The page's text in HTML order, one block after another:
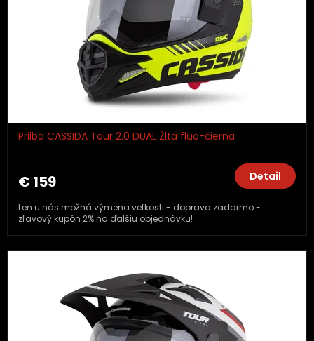
Prilba CASSIDA Tour 2.0 DUAL Žltá fluo-čierna
€ 159 Detail
Len u nás možná výmena veľkosti - doprava zadarmo -
zľavový kupón 2% na ďalšiu objednávku!